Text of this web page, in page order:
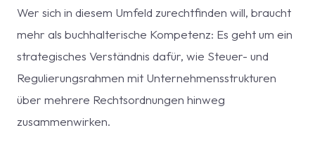
Wer sich in diesem Umfeld zurechtfinden will, braucht
mehr als buchhalterische Kompetenz: Es geht um ein
strategisches Verständnis dafür, wie Steuer- und
Regulierungsrahmen mit Unternehmensstrukturen
über mehrere Rechtsordnungen hinweg
zusammenwirken.